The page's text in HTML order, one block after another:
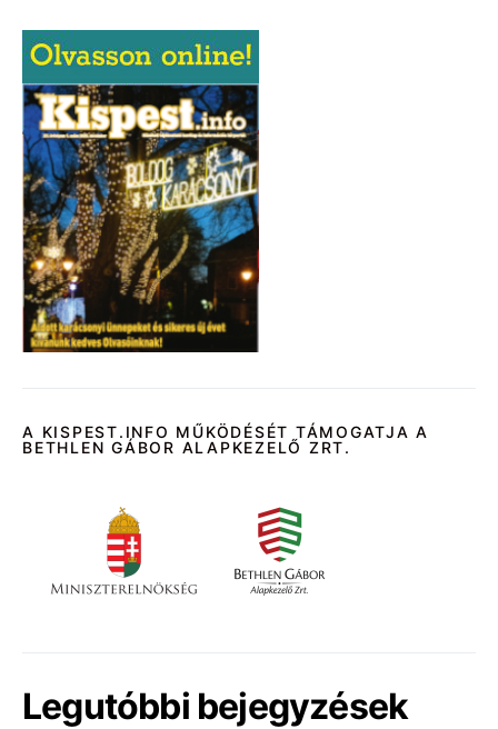
A KISPEST.INFO MŰKÖDÉSÉT TÁMOGATJA A
BETHLEN GÁBOR ALAPKEZELŐ ZRT.
Legutóbbi bejegyzések